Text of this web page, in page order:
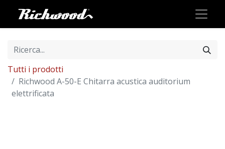
Tutti i prodotti
Richwood A-50-E Chitarra acustica auditorium
elettrificata